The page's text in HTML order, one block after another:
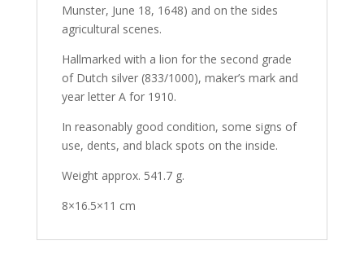
Munster, June 18, 1648) and on the sides
agricultural scenes.
Hallmarked with a lion for the second grade
of Dutch silver (833/1000), maker’s mark and
year letter A for 1910.
In reasonably good condition, some signs of
use, dents, and black spots on the inside.
Weight approx. 541.7 g.
8×16.5×11 cm